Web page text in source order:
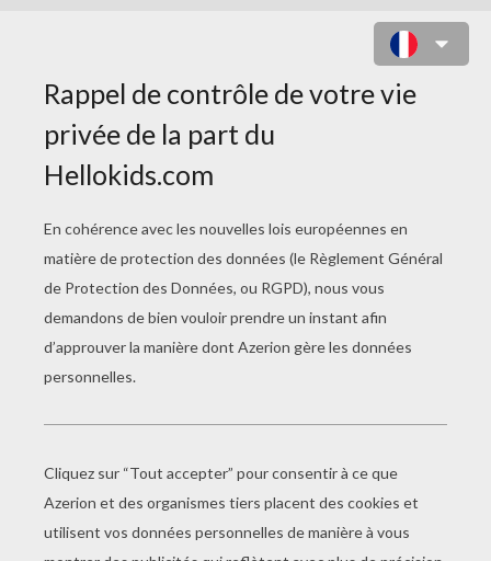
DESSINE TOM